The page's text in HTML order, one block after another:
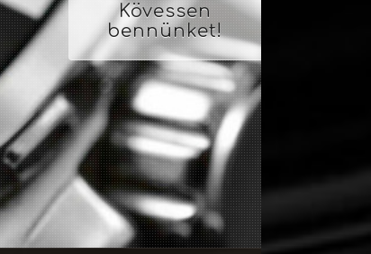
Kövessen
bennünket!